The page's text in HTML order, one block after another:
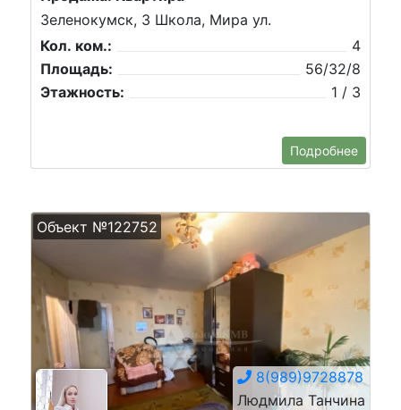
Зеленокумск, 3 Школа, Мира ул.
Кол. ком.:
4
Площадь:
56/32/8
Этажность:
1 / 3
Подробнее
Объект №122752
8(989)9728878
Людмила Танчина